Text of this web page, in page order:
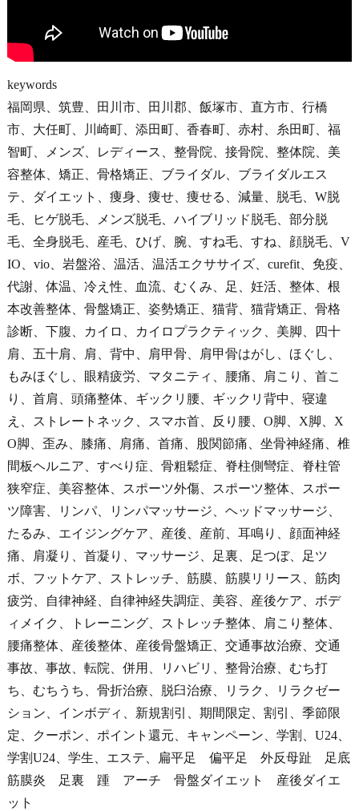
keywords
福岡県、筑豊、田川市、田川郡、飯塚市、直方市、行橋
市、大任町、川崎町、添田町、香春町、赤村、糸田町、福
智町、メンズ、レディース、整骨院、接骨院、整体院、美
容整体、矯正、骨格矯正、ブライダル、ブライダルエス
テ、ダイエット、痩身、痩せ、痩せる、減量、脱毛、W脱
毛、ヒゲ脱毛、メンズ脱毛、ハイブリッド脱毛、部分脱
毛、全身脱毛、産毛、ひげ、腕、すね毛、すね、顔脱毛、V
IO、vio、岩盤浴、温活、温活エクササイズ、curefit、免疫、
代謝、体温、冷え性、血流、むくみ、足、妊活、整体、根
本改善整体、骨盤矯正、姿勢矯正、猫背、猫背矯正、骨格
診断、下腹、カイロ、カイロプラクティック、美脚、四十
肩、五十肩、肩、背中、肩甲骨、肩甲骨はがし、ほぐし、
もみほぐし、眼精疲労、マタニティ、腰痛、肩こり、首こ
り、首肩、頭痛整体、ギックリ腰、ギックリ背中、寝違
え、ストレートネック、スマホ首、反り腰、O脚、X脚、X
O脚、歪み、膝痛、肩痛、首痛、股関節痛、坐骨神経痛、椎
間板ヘルニア、すべり症、骨粗鬆症、脊柱側彎症、脊柱管
狭窄症、美容整体、スポーツ外傷、スポーツ整体、スポー
ツ障害、リンパ、リンパマッサージ、ヘッドマッサージ、
たるみ、エイジングケア、産後、産前、耳鳴り、顔面神経
痛、肩凝り、首凝り、マッサージ、足裏、足つぼ、足ツ
ボ、フットケア、ストレッチ、筋膜、筋膜リリース、筋肉
疲労、自律神経、自律神経失調症、美容、産後ケア、ボデ
ィメイク、トレーニング、ストレッチ整体、肩こり整体、
腰痛整体、産後整体、産後骨盤矯正、交通事故治療、交通
事故、事故、転院、併用、リハビリ、整骨治療、むち打
ち、むちうち、骨折治療、脱臼治療、リラク、リラクゼー
ション、インボディ、新規割引、期間限定、割引、季節限
定、クーポン、ポイント還元、キャンペーン、学割、U24、
学割U24、学生、エステ、扁平足 偏平足 外反母趾 足底
筋膜炎 足裏 踵 アーチ 骨盤ダイエット 産後ダイエ
ット